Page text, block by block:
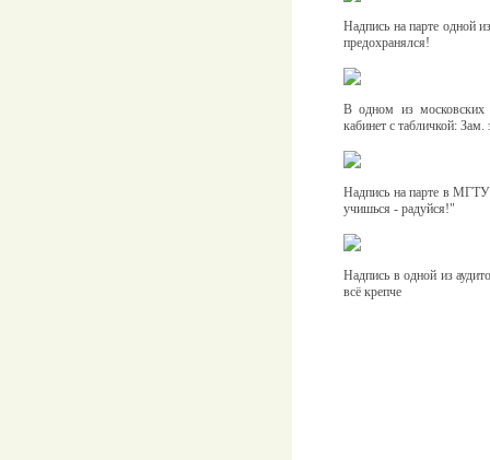
Надпись на парте одной
предохранялся!
В одном из московских
кабинет с табличкой:
Надпись на парте в
учишься - радуйся!"
Надпись в одной из
всё крепче